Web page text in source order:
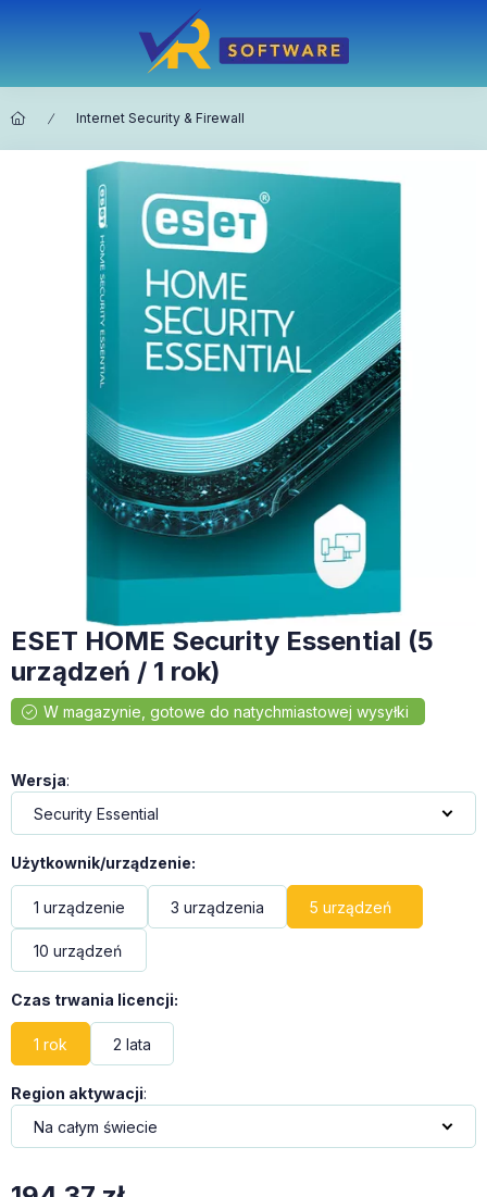
Internet Security & Firewall
ESET HOME Security Essential (5
urządzeń / 1 rok)
Wersja:
Użytkownik/urządzenie:
1 urządzenie 3 urządzenia 5 urządzeń
10 urządzeń
Czas trwania licencji:
1 rok 2 lata
Region aktywacji: